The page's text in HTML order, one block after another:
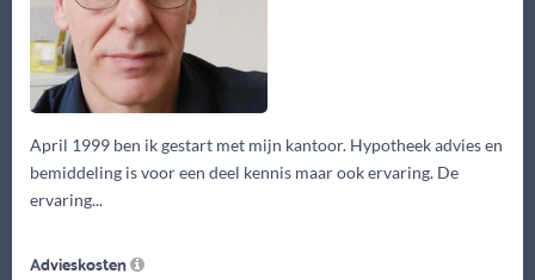
April 1999 ben ik gestart met mijn kantoor. Hypotheek advies en
bemiddeling is voor een deel kennis maar ook ervaring. De
ervaring...
Advieskosten